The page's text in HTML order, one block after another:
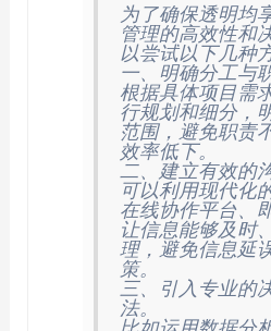
为了确保透明均
管理的高效性和
以尝试以下几种
一、明确分工与
根据具体项目需
行规划和细分，
范围，避免职责
效率低下。
二、建立有效的
可以利用现代化
在线协作平台、
让信息能够及时
理，避免信息延
策。
三、引入专业的
法。